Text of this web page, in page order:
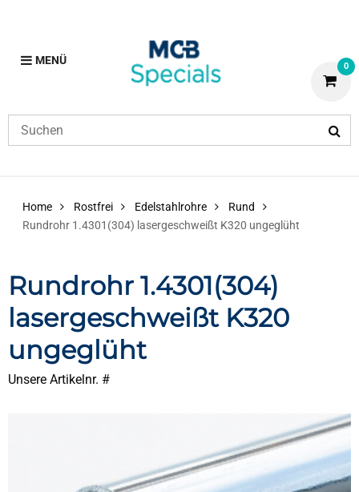
MENÜ 0
Home Rostfrei Edelstahlrohre
Rund
Rundrohr 1.4301(304) lasergeschweißt K320 ungeglüht
Rundrohr 1.4301(304)
lasergeschweißt K320
ungeglüht
Unsere Artikelnr. #